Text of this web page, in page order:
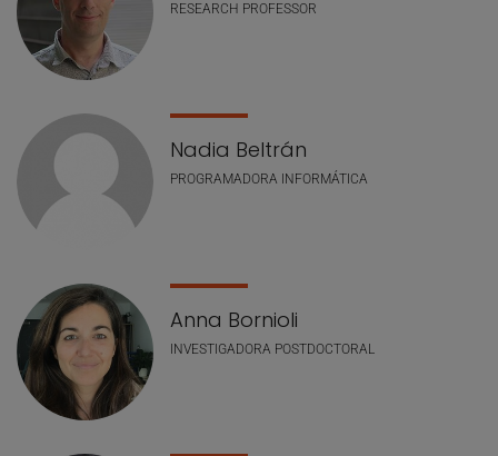
RESEARCH PROFESSOR
Nadia Beltrán
PROGRAMADORA INFORMÁTICA
Anna Bornioli
INVESTIGADORA POSTDOCTORAL